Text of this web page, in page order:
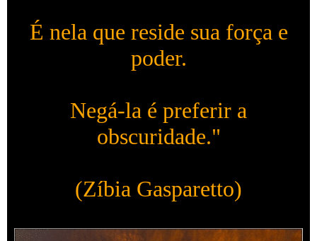
É nela que reside sua força e
poder.
Negá-la é preferir a
obscuridade."
(Zíbia Gasparetto)